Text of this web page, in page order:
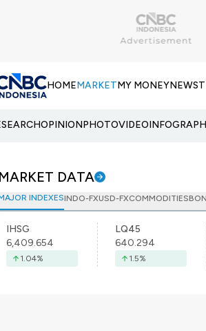
HOMEMARKETMY MONEYNEWS
OPINIONPHOTOVIDEO
MARKET DATA
INDEXESINDO-FXUSD-FXCOMMODITIES
IHSG
6,409.654
1.04%
LQ45
640.294
1.5%